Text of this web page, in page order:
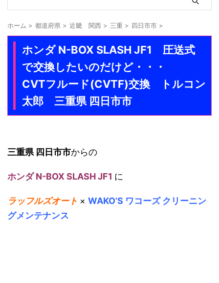
ホーム > 都道府県 > 近畿 関西 > 三重 > 四日市市 >
ホンダ N-BOX SLASH JF1 圧送式
で交換したいのだけど・・・
CVTフルード(CVTF)交換 トルコン
太郎 三重県 四日市市
三重県 四日市市からの
ホンダ N-BOX SLASH JF1 に
ラッフルズオート × WAKO’S ワコーズ クリーニン
グメンテナンス